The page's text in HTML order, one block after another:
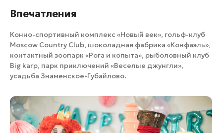
Впечатления
Конно-спортивный комплекс «Новый век», гольф-клуб
Moscow Country Club, шоколадная фабрика «Конфаэль»,
контактный зоопарк «Рога и копыта», рыболовный клуб
Big karp, парк приключений «Веселые джунгли»,
усадьба Знаменское-Губайлово.